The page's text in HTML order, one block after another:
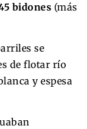
bidones (más
se
de flotar río
y espesa